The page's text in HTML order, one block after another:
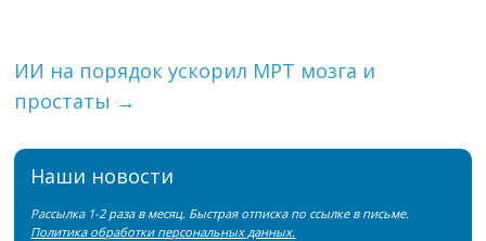
ИИ на порядок ускорил МРТ мозга и
простаты →
Наши новости
Рассылка 1-2 раза в месяц. Быстрая отписка по ссылке в письме.
Политика обработки персональных данных.